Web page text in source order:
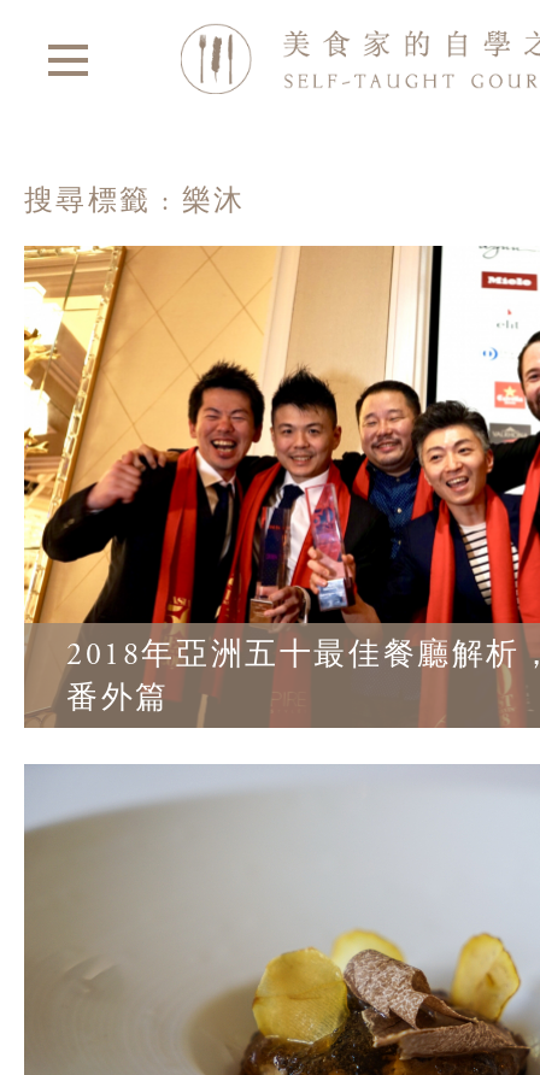
搜尋標籤 : 樂沐
2018年亞洲五十最佳餐廳解析
番外篇